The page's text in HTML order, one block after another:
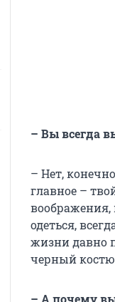
– Вы всегда
– Нет,
главное –
воображения,
одеться,
жизни давно
черный
– А почему